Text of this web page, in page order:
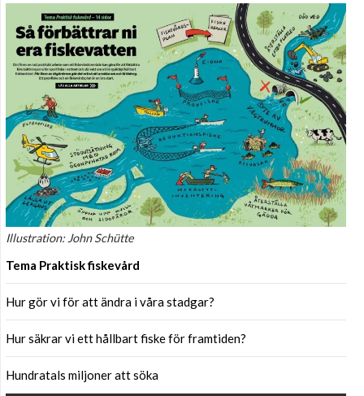
Illustration: John Schütte
Tema Praktisk fiskevård
Hur gör vi för att ändra i våra stadgar?
Hur säkrar vi ett hållbart fiske för framtiden?
Hundratals miljoner att söka